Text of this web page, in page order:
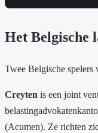
Het Belgische
Twee Belgische spelers
Creyten is een joint
(Acumen). Ze richten